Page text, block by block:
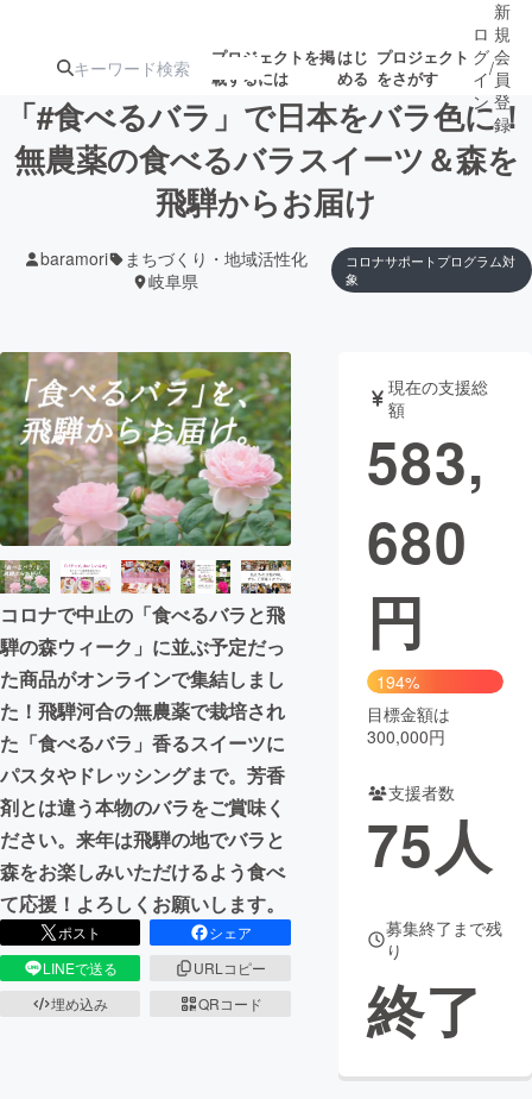
プロジェクトを掲
載するには
はじ
める
プロジェクト
をさがす
注目のリ 注目の新着プロ募集終了が近いプ
ロジェクト
テクノロジー・ガジェット ゲーム・サ
映像・映画 書籍・雑誌
ビジネス・起業
まちづくり・地域活性化
CAMPFIRE for Social Good
CAMPFIRE Creation
CAMPFIREふるさと納税machi-ya コミュニティ
ロ
グ
イ
ン
/
新
規
会
員
登
録
「#食べるバラ」で日本をバラ色に！
無農薬の食べるバラスイーツ＆森を
飛騨からお届け
baramori
まちづくり・地域活性化
岐阜県
コロナサポートプログラム対
象
コロナで中止の「食べるバラと飛
騨の森ウィーク」に並ぶ予定だっ
た商品がオンラインで集結しまし
た！飛騨河合の無農薬で栽培され
た「食べるバラ」香るスイーツに
パスタやドレッシングまで。芳香
剤とは違う本物のバラをご賞味く
ださい。来年は飛騨の地でバラと
森をお楽しみいただけるよう食べ
て応援！よろしくお願いします。
ポスト
シェア
LINEで送る
URLコピー
埋め込み
QRコード
現在の支援総
額
583,
680
円
194%
目標金額は
300,000円
支援者数
75人
募集終了まで残
り
終了